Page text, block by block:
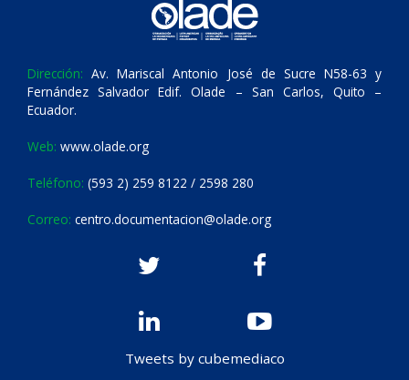
Dirección: Av. Mariscal Antonio José de Sucre N58-63 y
Fernández Salvador Edif. Olade – San Carlos, Quito –
Ecuador.
Web: www.olade.org
Teléfono: (593 2) 259 8122 / 2598 280
Correo: centro.documentacion@olade.org
Tweets by cubemediaco